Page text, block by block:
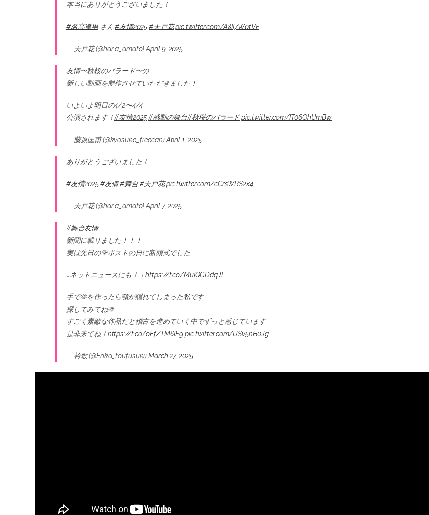
本当にありがとうございました！
#名高達男 さん #友情2025#天戸花pic.twitter.com/A8II7W0tVF
— 天戸花 (@hana_amato)April 9, 2025
友情〜秋桜のバラード〜の
新しい動画を制作させていただきました！
いよいよ明日の4/2〜4/4
公演されます！ #友情2025#感動の舞台#秋桜のバラードpic.twitter.com/IT06OhUmBw
— 藤原匡甫 (@kyosuke_freecan)April 1, 2025
ありがとうございました！
#友情2025#友情#舞台#天戸花pic.twitter.com/cCrsWRS2x4
— 天戸花 (@hana_amato)April 7, 2025
#舞台友情
新聞に載りました！！！
実は先日の🌹ポストの日に断頭式でした
↓ネットニュースにも！！ https://t.co/MuIQGDdqJL
手で🫶を作ったら顎が隠れてしまった私です
探してみてね🫶
すごく素敵な作品だと稽古を進めていく中でずっと感じています
是非来てね！ https://t.co/oEfZTM6IFgpic.twitter.com/IJSv5nH0Jg
— 衿歌 (@Erika_toufusuki)March 27, 2025